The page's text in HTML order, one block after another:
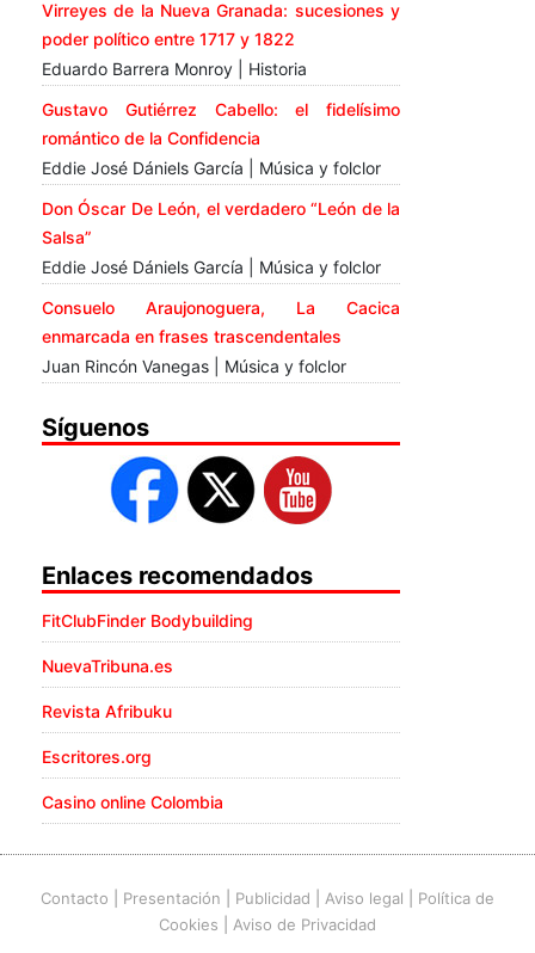
Virreyes de la Nueva Granada: sucesiones y
poder político entre 1717 y 1822
Eduardo Barrera Monroy | Historia
Gustavo Gutiérrez Cabello: el fidelísimo
romántico de la Confidencia
Eddie José Dániels García | Música y folclor
Don Óscar De León, el verdadero “León de la
Salsa”
Eddie José Dániels García | Música y folclor
Consuelo Araujonoguera, La Cacica
enmarcada en frases trascendentales
Juan Rincón Vanegas | Música y folclor
Síguenos
Enlaces recomendados
FitClubFinder Bodybuilding
NuevaTribuna.es
Revista Afribuku
Escritores.org
Casino online Colombia
Contacto Presentación Publicidad Aviso legal
Política de
Cookies
Aviso de Privacidad